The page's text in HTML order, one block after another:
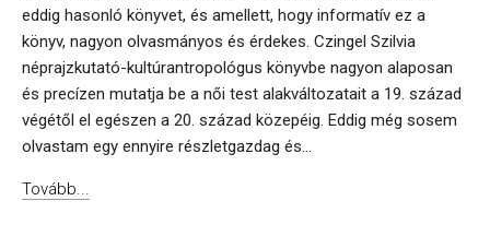
eddig hasonló könyvet, és amellett, hogy informatív ez a
könyv, nagyon olvasmányos és érdekes. Czingel Szilvia
néprajzkutató-kultúrantropológus könyvbe nagyon alaposan
és precízen mutatja be a női test alakváltozatait a 19. század
végétől el egészen a 20. század közepéig. Eddig még sosem
olvastam egy ennyire részletgazdag és...
Tovább...